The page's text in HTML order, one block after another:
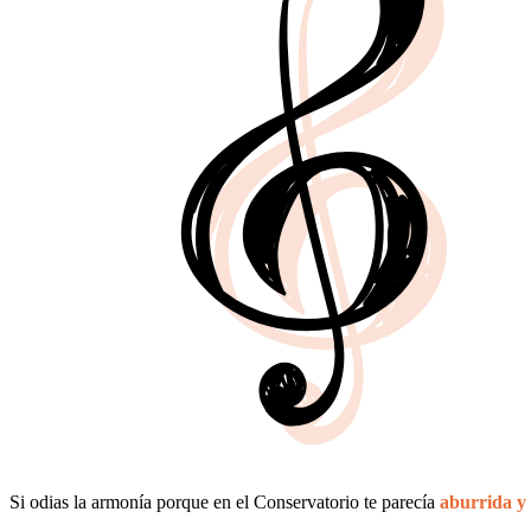
Si odias la armonía porque en el Conservatorio te parecía aburrida y